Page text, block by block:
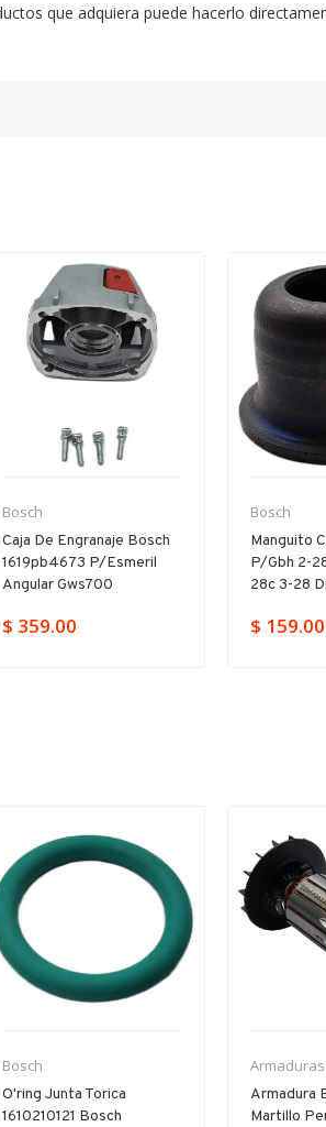
que adquiera puede hacerlo
Bosch
Caja De Engranaje Bosch
1619pb4673 P/esmeril
Angular Gws700
$ 359.00
Bosch
Manguito
P/gbh 2-
28c 3-28
$ 159.00
Bosch
O'ring Junta Torica
1610210121 Bosch
Armaduras
Armadura
Martillo